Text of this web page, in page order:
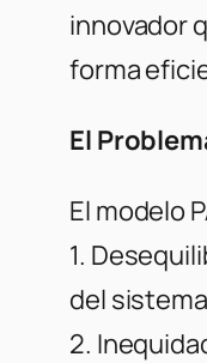
innovador
forma
El
El modelo
1.
del
2.